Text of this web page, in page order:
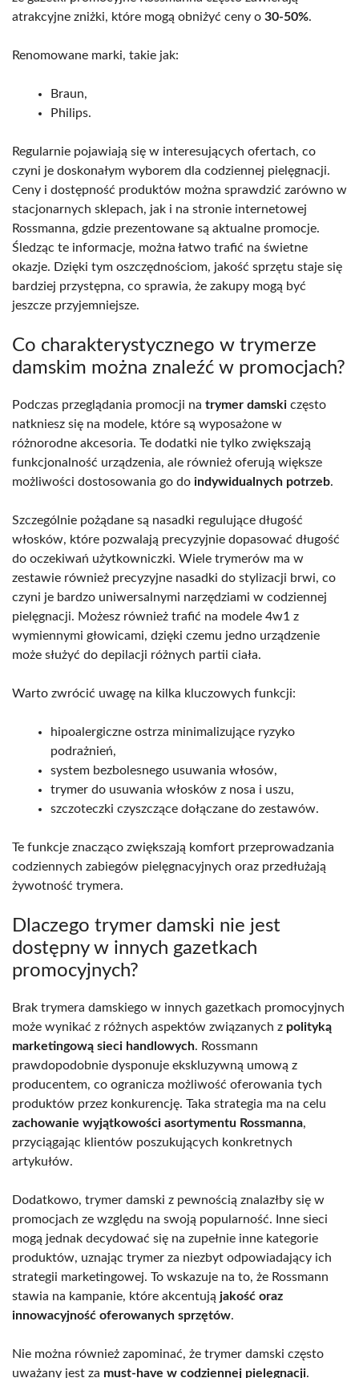
atrakcyjne zniżki, które mogą obniżyć ceny o 30-50%.
Renomowane marki, takie jak:
Braun,
Philips.
Regularnie pojawiają się w interesujących ofertach, co
czyni je doskonałym wyborem dla codziennej pielęgnacji.
Ceny i dostępność produktów można sprawdzić zarówno w
stacjonarnych sklepach, jak i na stronie internetowej
Rossmanna, gdzie prezentowane są aktualne promocje.
Śledząc te informacje, można łatwo trafić na świetne
okazje. Dzięki tym oszczędnościom, jakość sprzętu staje się
bardziej przystępna, co sprawia, że zakupy mogą być
jeszcze przyjemniejsze.
Co charakterystycznego w trymerze
damskim można znaleźć w promocjach?
Podczas przeglądania promocji na trymer damski często
natkniesz się na modele, które są wyposażone w
różnorodne akcesoria. Te dodatki nie tylko zwiększają
funkcjonalność urządzenia, ale również oferują większe
możliwości dostosowania go do indywidualnych potrzeb.
Szczególnie pożądane są nasadki regulujące długość
włosków, które pozwalają precyzyjnie dopasować długość
do oczekiwań użytkowniczki. Wiele trymerów ma w
zestawie również precyzyjne nasadki do stylizacji brwi, co
czyni je bardzo uniwersalnymi narzędziami w codziennej
pielęgnacji. Możesz również trafić na modele 4w1 z
wymiennymi głowicami, dzięki czemu jedno urządzenie
może służyć do depilacji różnych partii ciała.
Warto zwrócić uwagę na kilka kluczowych funkcji:
hipoalergiczne ostrza minimalizujące ryzyko
podrażnień,
system bezbolesnego usuwania włosów,
trymer do usuwania włosków z nosa i uszu,
szczoteczki czyszczące dołączane do zestawów.
Te funkcje znacząco zwiększają komfort przeprowadzania
codziennych zabiegów pielęgnacyjnych oraz przedłużają
żywotność trymera.
Dlaczego trymer damski nie jest
dostępny w innych gazetkach
promocyjnych?
Brak trymera damskiego w innych gazetkach promocyjnych
może wynikać z różnych aspektów związanych z polityką
marketingową sieci handlowych. Rossmann
prawdopodobnie dysponuje ekskluzywną umową z
producentem, co ogranicza możliwość oferowania tych
produktów przez konkurencję. Taka strategia ma na celu
zachowanie wyjątkowości asortymentu Rossmanna,
przyciągając klientów poszukujących konkretnych
artykułów.
Dodatkowo, trymer damski z pewnością znalazłby się w
promocjach ze względu na swoją popularność. Inne sieci
mogą jednak decydować się na zupełnie inne kategorie
produktów, uznając trymer za niezbyt odpowiadający ich
strategii marketingowej. To wskazuje na to, że Rossmann
stawia na kampanie, które akcentują jakość oraz
innowacyjność oferowanych sprzętów.
Nie można również zapominać, że trymer damski często
uważany jest za must-have w codziennej pielęgnacji.